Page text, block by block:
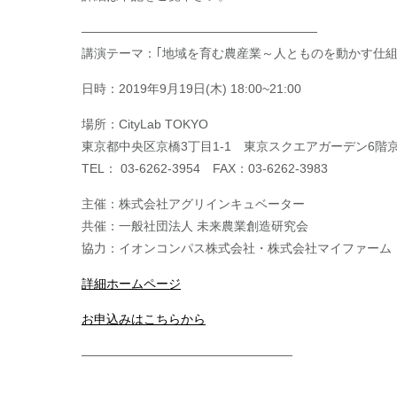
———————————————————
講演テーマ：｢地域を育む農産業～人とものを動かす仕
日時：2019年9月19日(木) 18:00~21:00
場所：CityLab TOKYO
東京都中央区京橋3丁目1-1 東京スクエアガーデン6階
TEL： 03-6262-3954 FAX：03-6262-3983
主催：株式会社アグリインキュベーター
共催：一般社団法人 未来農業創造研究会
協力：イオンコンパス株式会社・株式会社マイファーム
詳細ホームページ
お申込みはこちらから
—————————————————